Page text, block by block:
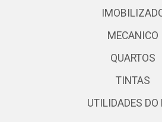
MECANICO
QUARTOS
TINTAS
UTILIDADES DO